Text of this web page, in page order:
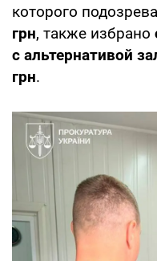
которого
грн, также избрано
с альтернативой
грн.